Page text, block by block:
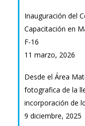
Inauguración del
Capacitación en
F-16
11 marzo, 2026
Desde el Área
fotografica de la
incorporación de
9 diciembre, 2025